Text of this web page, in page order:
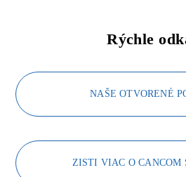
Rýchle
NAŠE OTVORENÉ
ZISTI VIAC O CANCOM